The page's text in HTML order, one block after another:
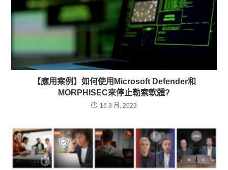
【應用案例】如何使用Microsoft Defender和
MORPHISEC來停止勒索軟體?
16 3 月, 2023